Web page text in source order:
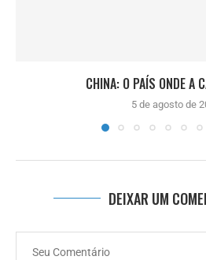
CHINA: O PAÍS ONDE A
5 de agosto de
DEIXAR UM